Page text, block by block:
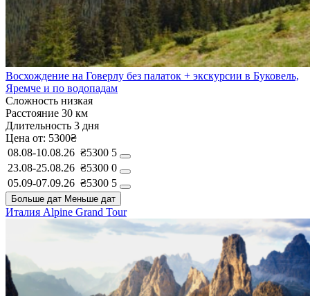
Восхождение на Говерлу без палаток + экскурсии в Буковель,
Яремче и по водопадам
Сложность низкая
Расстояние 30 км
Длительность 3 дня
Цена от: 5300₴
08.08-10.08.26 ₴5300 5
23.08-25.08.26 ₴5300 0
05.09-07.09.26 ₴5300 5
Больше дат Меньше дат
Италия Alpine Grand Tour